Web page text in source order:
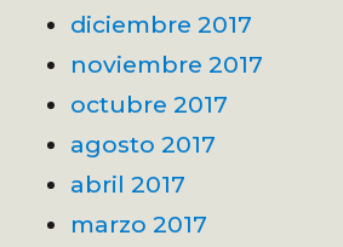
diciembre 2017
noviembre 2017
octubre 2017
agosto 2017
abril 2017
marzo 2017